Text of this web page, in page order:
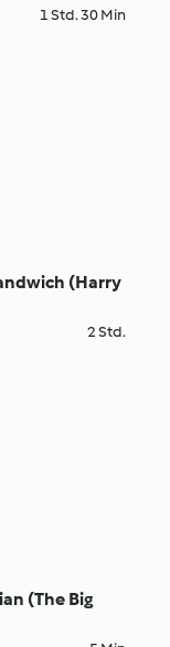
1 Std. 30 Min
(Harry
2 Std.
(The Big